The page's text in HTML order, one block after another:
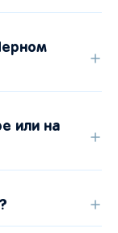
или на